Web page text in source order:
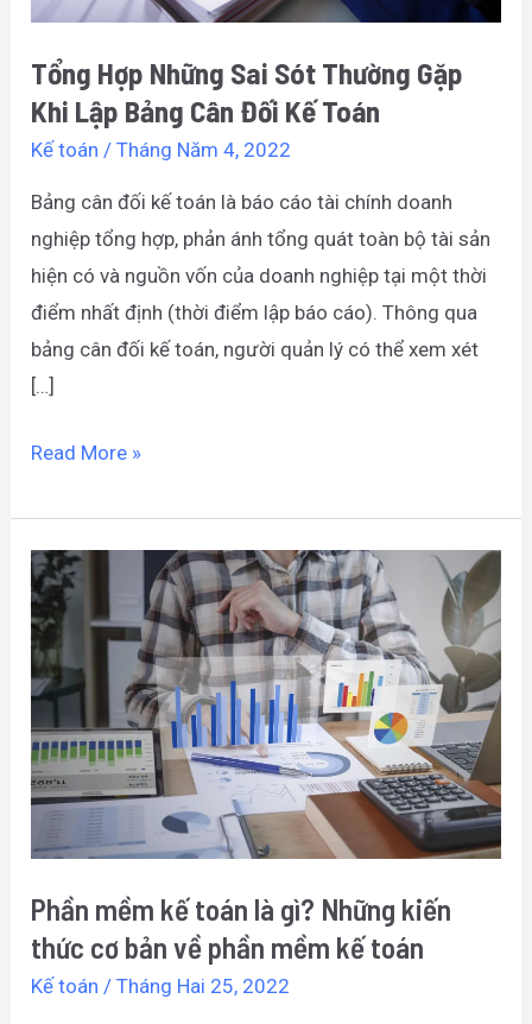
Tổng Hợp Những Sai Sót Thường Gặp
Khi Lập Bảng Cân Đối Kế Toán
Kế toán /Tháng Năm 4, 2022
Bảng cân đối kế toán là báo cáo tài chính doanh
nghiệp tổng hợp, phản ánh tổng quát toàn bộ tài sản
hiện có và nguồn vốn của doanh nghiệp tại một thời
điểm nhất định (thời điểm lập báo cáo). Thông qua
bảng cân đối kế toán, người quản lý có thể xem xét
[…]
Lập
Bảng
Cân
Toán
Read More »
Phần mềm kế toán là gì? Những kiến
thức cơ bản về phần mềm kế toán
Kế toán /Tháng Hai 25, 2022
Phần
mềm
kế
toán
gì?
Những
thức
cơ
bản